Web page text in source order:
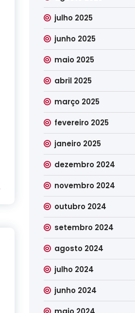
julho 2025
junho 2025
maio 2025
abril 2025
março 2025
fevereiro 2025
janeiro 2025
dezembro 2024
novembro 2024
outubro 2024
setembro 2024
agosto 2024
julho 2024
junho 2024